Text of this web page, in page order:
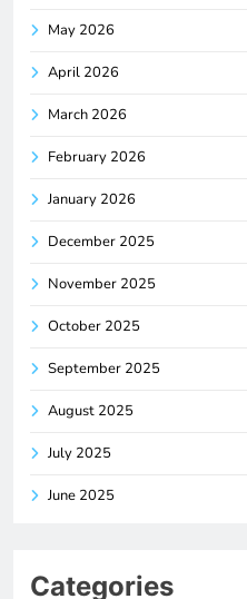
May 2026
April 2026
March 2026
February 2026
January 2026
December 2025
November 2025
October 2025
September 2025
August 2025
July 2025
June 2025
Categories